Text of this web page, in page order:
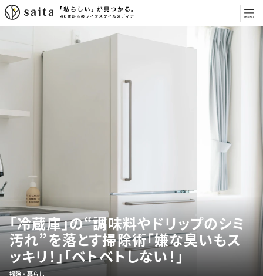
「冷蔵庫」の“調味料やドリップのシミ
汚れ”を落とす掃除術「嫌な臭いもス
ッキリ！」「ベトベトしない！」
掃除・暮らし